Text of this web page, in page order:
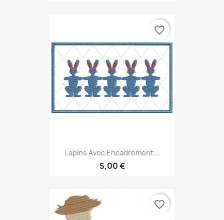
Lapins Avec Encadrement...
5,00 €
favorite_border
favorite_border